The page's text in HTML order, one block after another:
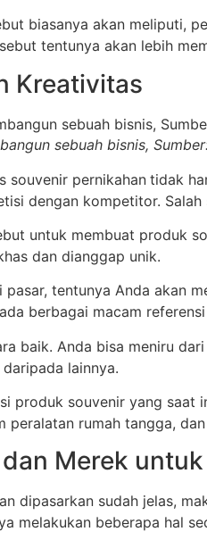
biasanya akan meliputi,
tentunya akan lebih
Kreativitas
sebuah bisnis,
souvenir pernikahan tidak
dengan kompetitor.
untuk membuat produk
dan dianggap unik.
tentunya Anda akan
berbagai macam
baik. Anda bisa meniru
lainnya.
produk souvenir yang saat
peralatan rumah tangga,
Merek
dipasarkan sudah jelas,
melakukan beberapa hal